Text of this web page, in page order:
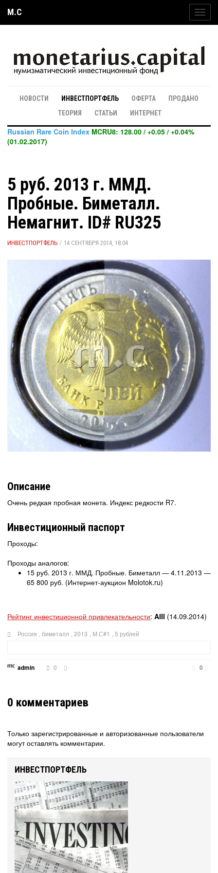
M.C
НОВОСТИ ИНВЕСТПОРТФЕЛЬ ОФЕРТА
ПРОДАНО
ТЕОРИЯ
СТАТЬИ ИНТЕРНЕТ
Russian Rare Coin Index MCRU8: 128.00 / +0.05 / +0.04%
(01.02.2017)
5 руб. 2013 г. ММД.
Пробные. Биметалл.
Немагнит. ID# RU325
ИНВЕСТПОРТФЕЛЬ / 14 СЕНТЯБРЯ 2014, 18:04
Описание
Очень редкая пробная монета. Индекс редкости R7.
Инвестиционный паспорт
Проходы:
Проходы аналогов:
15 руб. 2013 г. ММД. Пробные. Биметалл — 4.11.2013 —
65 800 руб. (Интернет-аукцион Molotok.ru)
Рейтинг инвестиционной привлекательности: AIII (14.09.2014)
Россия биметалл 2013 М.С#1 5 рублей
admin 0 0
0 комментариев
Только зарегистрированные и авторизованные пользователи
могут оставлять комментарии.
ИНВЕСТПОРТФЕЛЬ